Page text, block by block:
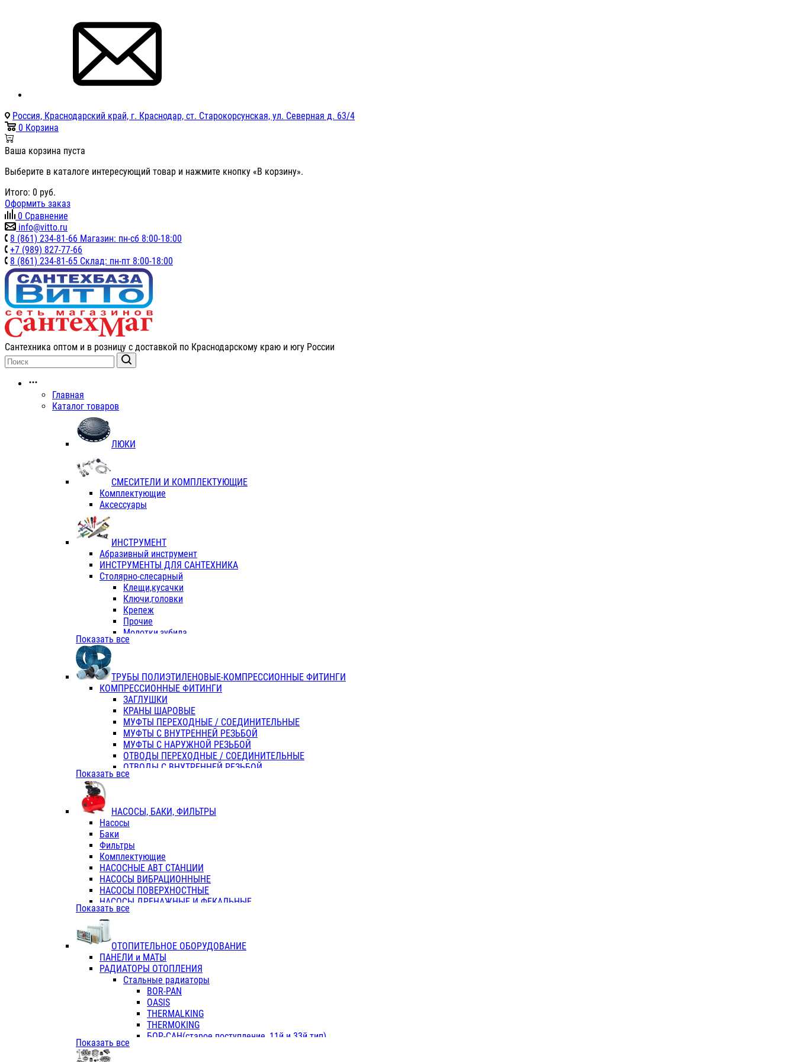
Россия, Краснодарский край, г. Краснодар, ст. Старокорсунская, ул. Северная д. 63/4
0 Корзина
Ваша корзина пуста
Выберите в каталоге интересующий товар и нажмите кнопку «В корзину».
Итого: 0 руб.
Оформить заказ
0 Сравнение
info@vitto.ru
8 (861) 234-81-66 Магазин: пн-сб 8:00-18:00
+7 (989) 827-77-66
8 (861) 234-81-65 Склад: пн-пт 8:00-18:00
Сантехника оптом и в розницу с доставкой по Краснодарскому краю и югу России
Главная
Каталог товаров
ЛЮКИ
СМЕСИТЕЛИ И КОМПЛЕКТУЮЩИЕ
Комплектующие
Аксессуары
ИНСТРУМЕНТ
Абразивный инструмент
ИНСТРУМЕНТЫ ДЛЯ САНТЕХНИКА
Столярно-слесарный
Клещи,кусачки
Ключи,головки
Крепеж
Прочие
Молотки,зубила
Пассатижи,тонкогубцы,утконосы
Отвертки
Хоз. инвентарь
ЭЛ. ИНСТРУМЕНТ OASIS
Показать все
ТРУБЫ ПОЛИЭТИЛЕНОВЫЕ-КОМПРЕССИОННЫЕ ФИТИНГИ
КОМПРЕССИОННЫЕ ФИТИНГИ
ЗАГЛУШКИ
КРАНЫ ШАРОВЫЕ
МУФТЫ ПЕРЕХОДНЫЕ / СОЕДИНИТЕЛЬНЫЕ
МУФТЫ С ВНУТРЕННЕЙ РЕЗЬБОЙ
МУФТЫ С НАРУЖНОЙ РЕЗЬБОЙ
ОТВОДЫ ПЕРЕХОДНЫЕ / СОЕДИНИТЕЛЬНЫЕ
ОТВОДЫ С ВНУТРЕННЕЙ РЕЗЬБОЙ
ОТВОДЫ С НАРУЖНОЙ РЕЗЬБОЙ
ТРОЙНИКИ ПЕРЕХОДНЫЕ / СОЕДИНИТЕЛЬНЫЕ
ТРОЙНИКИ С ВНУТРЕННЕЙ РЕЗЬБОЙ
КОЛЬЦА РЕЗИНОВЫЕ
ТРУБЫ НАПОРНЫЕ
ТРУБЫ ГОФРИРОВАННЫЕ ДВУХСЛ.
ТРУБЫ ПОЛИЭТИЛЕНОВЫЕ
Показать все
НАСОСЫ, БАКИ, ФИЛЬТРЫ
Насосы
Баки
Фильтры
Комплектующие
НАСОСНЫЕ АВТ СТАНЦИИ
НАСОСЫ ВИБРАЦИОННЫНЕ
НАСОСЫ ПОВЕРХНОСТНЫЕ
НАСОСЫ ДРЕНАЖНЫЕ И ФЕКАЛЬНЫЕ
НАСОСЫ ПОВЫСИТ и ЦИРКУЛЯЦИОННЫЕ
НАСОСЫ СКВАЖИННЫЕ
Показать все
ОТОПИТЕЛЬНОЕ ОБОРУДОВАНИЕ
ПАНЕЛИ и МАТЫ
РАДИАТОРЫ ОТОПЛЕНИЯ
Стальные радиаторы
BOR-PAN
OASIS
THERMALKING
THERMOKING
БОР-САН(старое поступление, 11й и 33й тип)
Показать все